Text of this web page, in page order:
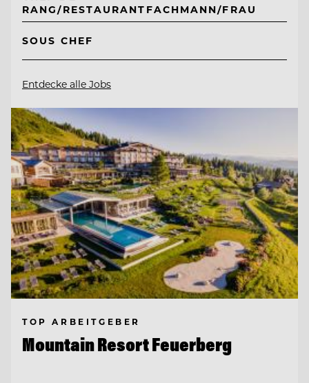
RANG/RESTAURANTFACHMANN/FRAU
SOUS CHEF
Entdecke alle Jobs
TOP ARBEITGEBER
Mountain Resort Feuerberg